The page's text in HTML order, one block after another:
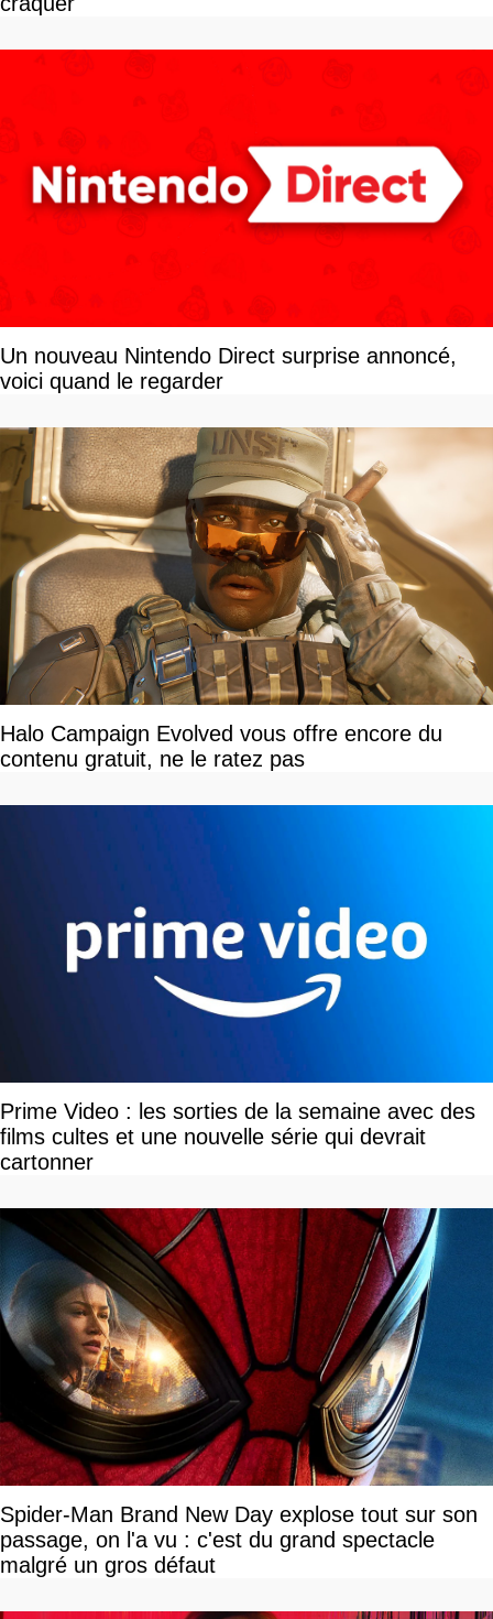
Un nouveau Nintendo Direct surprise annoncé,
voici quand le regarder
Halo Campaign Evolved vous offre encore du
contenu gratuit, ne le ratez pas
Prime Video : les sorties de la semaine avec des
films cultes et une nouvelle série qui devrait
cartonner
Spider-Man Brand New Day explose tout sur son
passage, on l'a vu : c'est du grand spectacle
malgré un gros défaut